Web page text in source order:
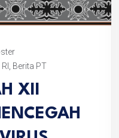
Berita PT
XII